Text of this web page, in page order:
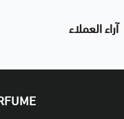
آراء العملاء